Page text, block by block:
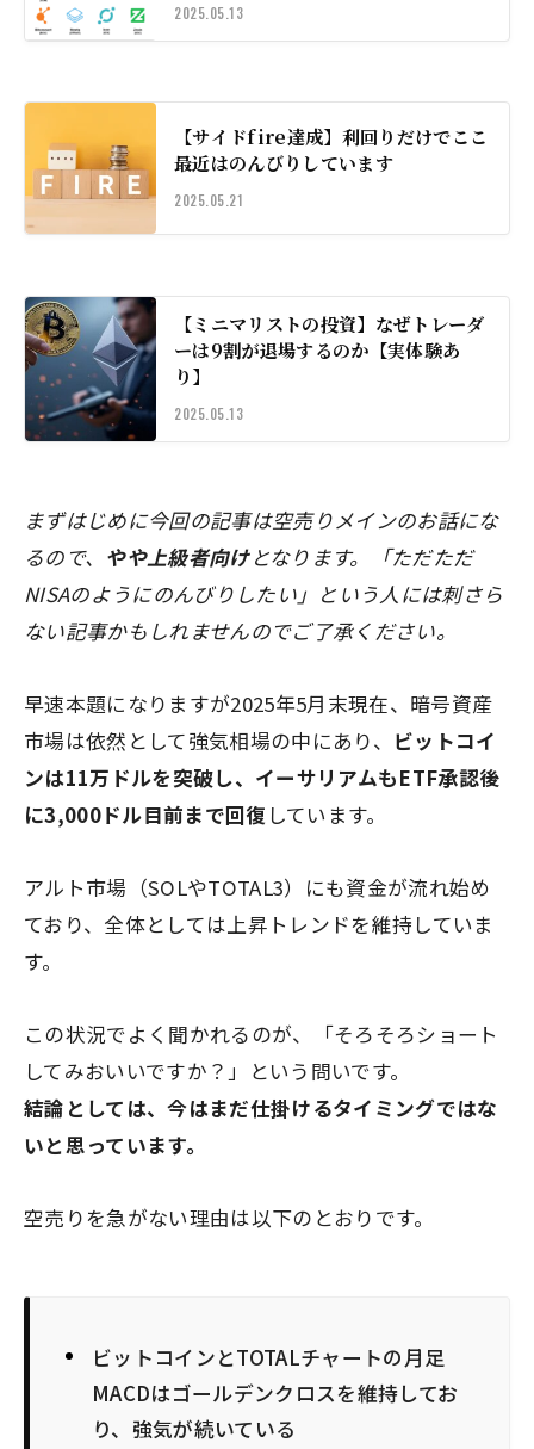
2025.05.13
【サイドfire達成】利回りだけでここ
最近はのんびりしています
2025.05.21
【ミニマリストの投資】なぜトレーダ
ーは9割が退場するのか【実体験あ
り】
2025.05.13
まずはじめに今回の記事は空売りメインのお話にな
るので、 やや上級者向けとなります。「ただただ
NISAのようにのんびりしたい」という人には刺さら
ない記事かもしれませんのでご了承ください。
早速本題になりますが2025年5月末現在、暗号資産
市場は依然として強気相場の中にあり、 ビットコイ
ンは11万ドルを突破し、イーサリアムもETF承認後
に3,000ドル目前まで回復 しています。
アルト市場（SOLやTOTAL3）にも資金が流れ始め
ており、全体としては上昇トレンドを維持していま
す。
この状況でよく聞かれるのが、「そろそろショート
してみおいいですか？」という問いです。
結論としては、今はまだ仕掛けるタイミングではな
いと思っています。
空売りを急がない理由は以下のとおりです。
ビットコインとTOTALチャートの月足
MACDはゴールデンクロスを維持してお
り、強気が続いている